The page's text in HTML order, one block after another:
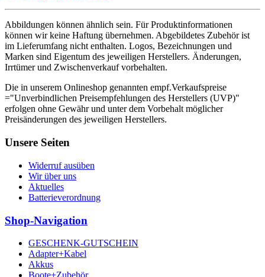
Abbildungen können ähnlich sein. Für Produktinformationen
können wir keine Haftung übernehmen. Abgebildetes Zubehör ist
im Lieferumfang nicht enthalten. Logos, Bezeichnungen und
Marken sind Eigentum des jeweiligen Herstellers. Änderungen,
Irrtümer und Zwischenverkauf vorbehalten.
Die in unserem Onlineshop genannten empf.Verkaufspreise
="Unverbindlichen Preisempfehlungen des Herstellers (UVP)"
erfolgen ohne Gewähr und unter dem Vorbehalt möglicher
Preisänderungen des jeweiligen Herstellers.
Unsere Seiten
Widerruf ausüben
Wir über uns
Aktuelles
Batterieverordnung
Shop-Navigation
GESCHENK-GUTSCHEIN
Adapter+Kabel
Akkus